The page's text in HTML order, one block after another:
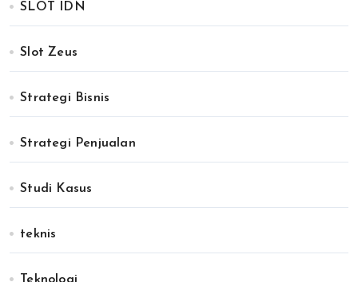
SLOT IDN
Slot Zeus
Strategi Bisnis
Strategi Penjualan
Studi Kasus
teknis